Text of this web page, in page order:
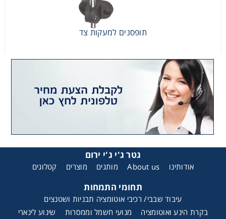
תופסנים למעקות צד
גטר ג'י ג'י ירום
אודותינו About us מותגים מוצרים קטלוגים
תחומי התמחות
עיבוד שבבי/ רכיבי אוטומציה תבניות ושטנצים
בקרת הינע ואוטומציה
מנועי חשמל וממסרות
שינוע לינארי
תופסנים למעקות צד